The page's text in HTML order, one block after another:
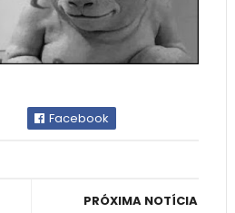
Facebook
PRÓXIMA NOTÍCIA